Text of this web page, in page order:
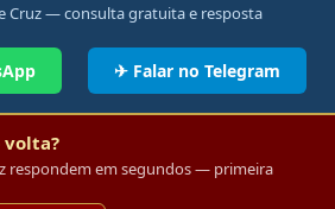
Cruz — consulta gratuita e resposta
✈ Falar no Telegram
volta?
respondem em segundos — primeira